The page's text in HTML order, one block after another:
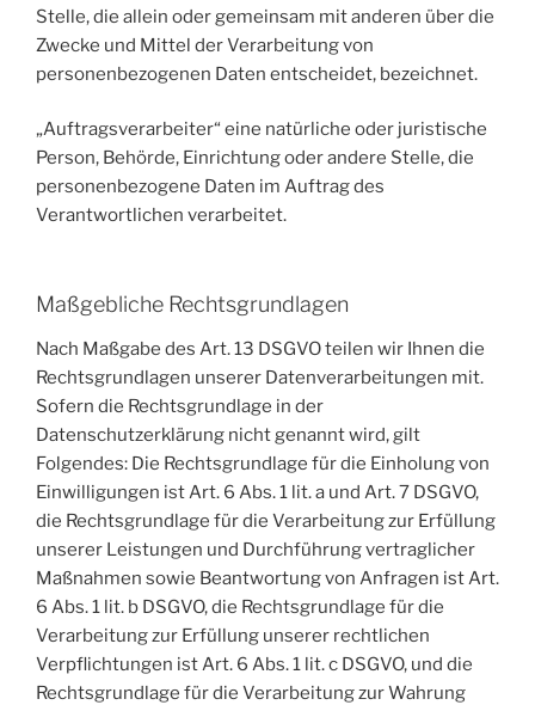
Stelle, die allein oder gemeinsam mit anderen über die
Zwecke und Mittel der Verarbeitung von
personenbezogenen Daten entscheidet, bezeichnet.
„Auftragsverarbeiter“ eine natürliche oder juristische
Person, Behörde, Einrichtung oder andere Stelle, die
personenbezogene Daten im Auftrag des
Verantwortlichen verarbeitet.
Maßgebliche Rechtsgrundlagen
Nach Maßgabe des Art. 13 DSGVO teilen wir Ihnen die
Rechtsgrundlagen unserer Datenverarbeitungen mit.
Sofern die Rechtsgrundlage in der
Datenschutzerklärung nicht genannt wird, gilt
Folgendes: Die Rechtsgrundlage für die Einholung von
Einwilligungen ist Art. 6 Abs. 1 lit. a und Art. 7 DSGVO,
die Rechtsgrundlage für die Verarbeitung zur Erfüllung
unserer Leistungen und Durchführung vertraglicher
Maßnahmen sowie Beantwortung von Anfragen ist Art.
6 Abs. 1 lit. b DSGVO, die Rechtsgrundlage für die
Verarbeitung zur Erfüllung unserer rechtlichen
Verpflichtungen ist Art. 6 Abs. 1 lit. c DSGVO, und die
Rechtsgrundlage für die Verarbeitung zur Wahrung